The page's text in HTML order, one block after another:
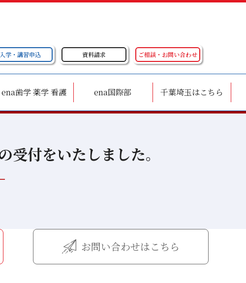
入学・講習申込 資料請求 ご相談・お問い合わせ
ena歯学 薬学 看護 ena国際部 千葉埼玉はこちら
付をいたしました。
お問い合わせはこちら